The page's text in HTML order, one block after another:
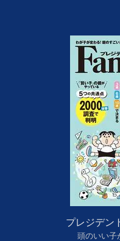
プレジデン
頭のいい子